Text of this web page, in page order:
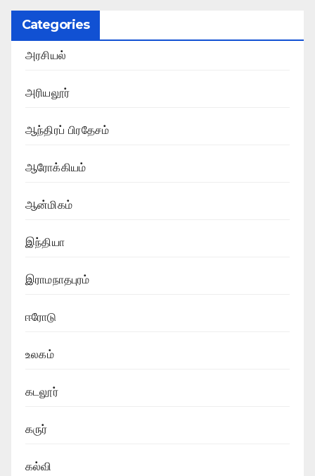
Categories
அரசியல்
அரியலூர்
ஆந்திரப் பிரதேசம்
ஆரோக்கியம்
ஆன்மிகம்
இந்தியா
இராமநாதபுரம்
ஈரோடு
உலகம்
கடலூர்
கருர்
கல்வி